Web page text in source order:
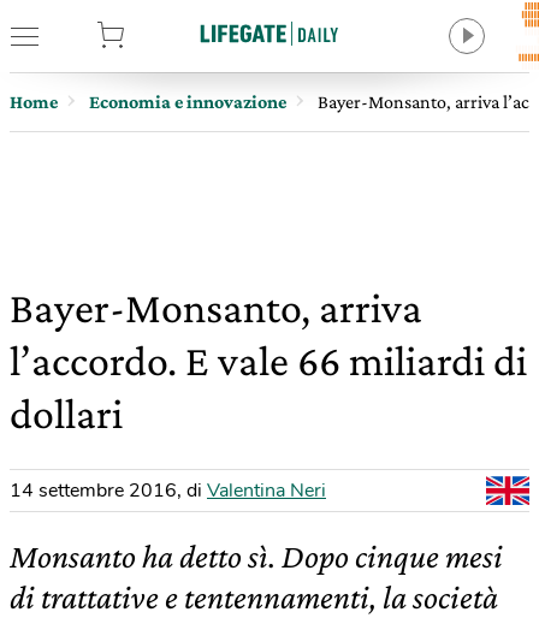
Home Economia e innovazione Bayer-Monsanto, arriva
Bayer-Monsanto, arriva
l’accordo. E vale 66 miliardi di
dollari
14 settembre 2016, di Valentina Neri
Monsanto ha detto sì. Dopo cinque mesi
di trattative e tentennamenti, la società